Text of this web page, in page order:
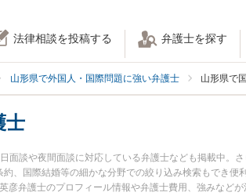
法律相談を投稿する 弁護士を探す
山形県で外国人・国際問題に強い弁護士 山形県で
士
面談や夜間面談に対応している弁護士なども掲載中。
、国際結婚等の細かな分野での絞り込み検索もでき
彦弁護士のプロフィール情報や弁護士費用、強みなど